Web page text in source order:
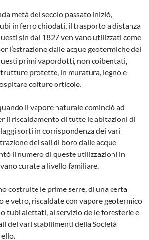
metà del secolo passato iniziò,
in ferro chiodati, il trasporto a distanza
sin dal 1827 veniva­no utilizzati come
l’estrazione dalle acque geotermiche dei
primi vapordot­ti, non coibentati,
protette, in muratura, legno e
colture orticole.
il vapore natu­rale cominciò ad
il riscaldamento di tutte le abitazioni di
sorti in corrisponden­za dei vari
dei sali di boro dalle acque
il numero di queste utilizzazioni in
curate a livello familiare.
costruite le prime serre, di una certa
e vetro, riscaldate con vapore geotermi­co
tubi alettati, al servizio delle foresterie e
dei vari stabilimenti della Socie­tà